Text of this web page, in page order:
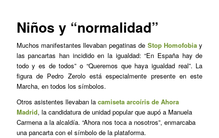
Niños y “normalidad”
Muchos manifestantes llevaban pegatinas de Stop Homofobia y
las pancartas han incidido en la igualdad: “En España hay de
todo y es de todos” o “Queremos que haya igualdad real”. La
figura de Pedro Zerolo está especialmente presente en este
Marcha, en todos los símbolos.
Otros asistentes llevaban lacamiseta arcoíris de Ahora
Madrid, la candidatura de unidad popular que aupó a Manuela
Carmena a la alcaldía. “Ahora nos toca a nosotros”, enmarcaba
una pancarta con el símbolo de la plataforma.